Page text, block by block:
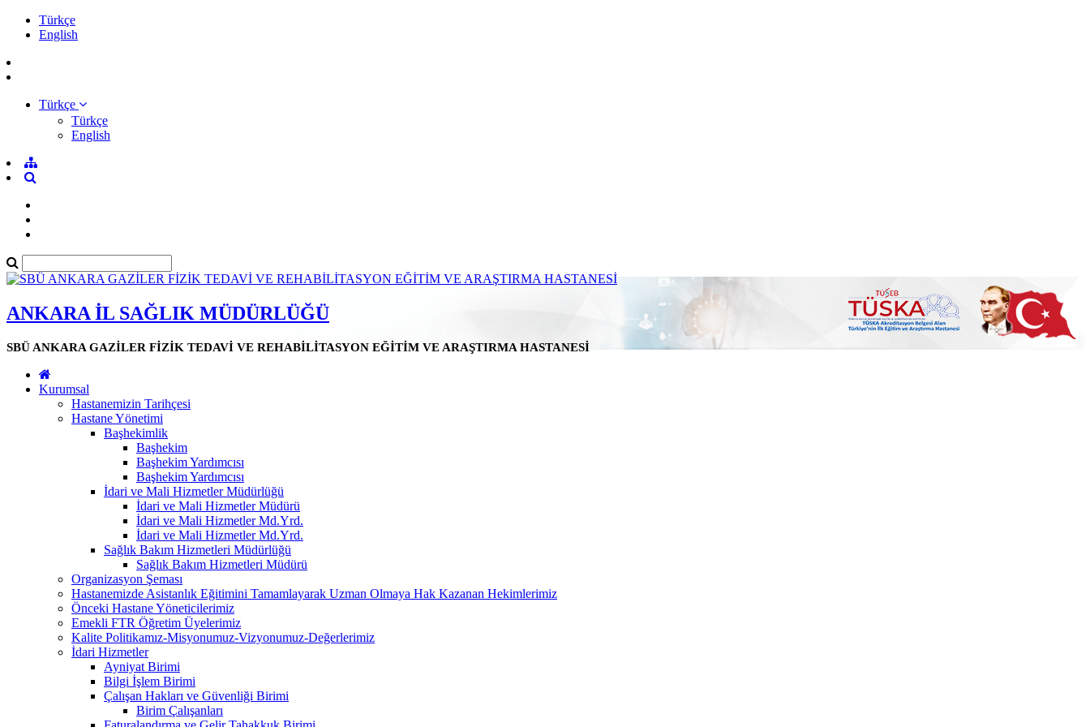
Türkçe
English
Türkçe
Türkçe
English
ANKARA İL SAĞLIK MÜDÜRLÜĞÜ
SBÜ ANKARA GAZİLER FİZİK TEDAVİ VE REHABİLİTASYON EĞİTİM VE ARAŞTIRMA HASTANESİ
Kurumsal
Hastanemizin Tarihçesi
Hastane Yönetimi
Başhekimlik
Başhekim
Başhekim Yardımcısı
Başhekim Yardımcısı
İdari ve Mali Hizmetler Müdürlüğü
İdari ve Mali Hizmetler Müdürü
İdari ve Mali Hizmetler Md.Yrd.
İdari ve Mali Hizmetler Md.Yrd.
Sağlık Bakım Hizmetleri Müdürlüğü
Sağlık Bakım Hizmetleri Müdürü
Organizasyon Şeması
Hastanemizde Asistanlık Eğitimini Tamamlayarak Uzman Olmaya Hak Kazanan Hekimlerimiz
Önceki Hastane Yöneticilerimiz
Emekli FTR Öğretim Üyelerimiz
Kalite Politikamız-Misyonumuz-Vizyonumuz-Değerlerimiz
İdari Hizmetler
Ayniyat Birimi
Bilgi İşlem Birimi
Çalışan Hakları ve Güvenliği Birimi
Birim Çalışanları